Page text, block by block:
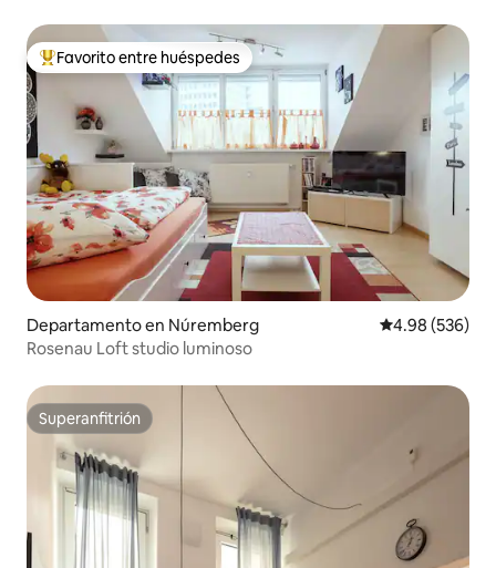
De los mejores en Favorito entre huéspedes
Favorito entre huéspedes
Departamento en Núremberg Calificación
4.98 (536)
Rosenau Loft studio luminoso
Superanfitrión
Superanfitrión